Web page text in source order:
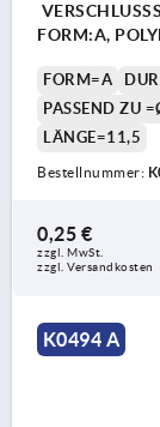
FORM:A,
FORM=A
PASSEND ZU
LÄNGE=11,5
Bestellnummer:
0,25 €
zzgl. MwSt.
zzgl. Versandkosten
K0494 A